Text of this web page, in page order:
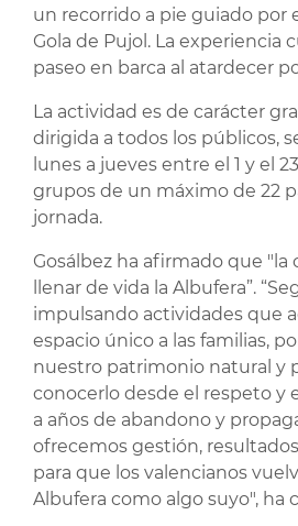
un recorrido a pie guiado por
Gola de Pujol. La experiencia
paseo en barca al atardecer
La actividad es de carácter
dirigida a todos los públicos,
lunes a jueves entre el 1 y el
grupos de un máximo de 22
jornada.
Gosálbez ha afirmado que "la
llenar de vida la Albufera”.
impulsando actividades que
espacio único a las familias,
nuestro patrimonio natural y
conocerlo desde el respeto y
a años de abandono y
ofrecemos gestión,
para que los valencianos
Albufera como algo suyo", ha